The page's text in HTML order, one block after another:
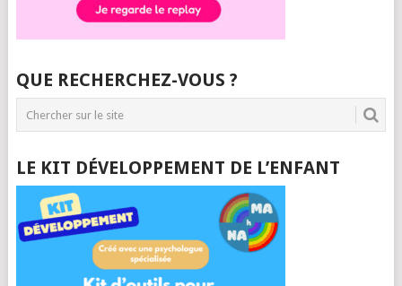
QUE RECHERCHEZ-VOUS ?
LE KIT DÉVELOPPEMENT DE L’ENFANT